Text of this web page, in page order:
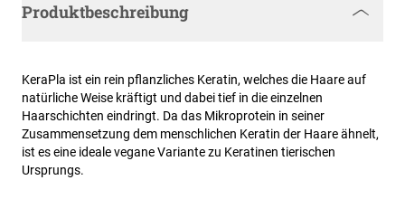
Produktbeschreibung
KeraPla ist ein rein pflanzliches Keratin, welches die Haare auf
natürliche Weise kräftigt und dabei tief in die einzelnen
Haarschichten eindringt. Da das Mikroprotein in seiner
Zusammensetzung dem menschlichen Keratin der Haare ähnelt,
ist es eine ideale vegane Variante zu Keratinen tierischen
Ursprungs.